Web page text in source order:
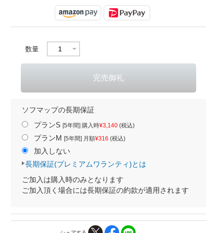
数量
ソフマップの長期保証
プランS [5年間] 購入時¥3,140(税込)
プランM [5年間] 月額¥316 (税込)
加入しない
長期保証(プレミアムワランティ)とは
ご加入は購入時のみとなります
ご加入頂く場合には長期保証の約款が適用されます